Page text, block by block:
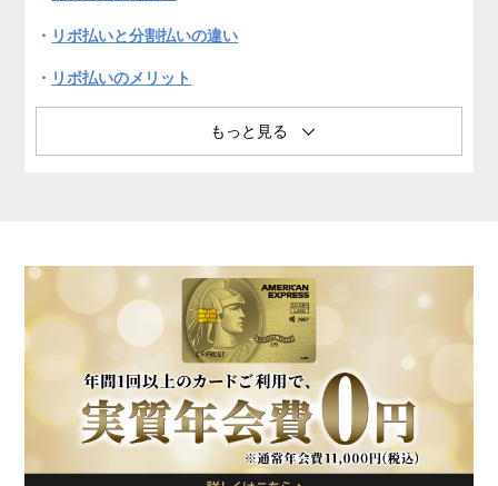
リボ払いと分割払いの違い
リボ払いのメリット
一度設定したリボ払いはやめることができる
リボ払いを利用する際に理解しておきたいポイント
なぜリボ払いは注意が必要といわれるのか？
リボ払いの利用におすすめのクレジットカード